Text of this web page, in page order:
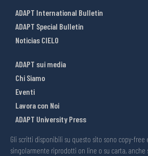
ADAPT International Bulletin
ADAPT Special Bulletin
Noticias CIELO
ADAPT sui media
Chi Siamo
Eventi
Lavora con Noi
ADAPT University Press
Gli scritti disponibili su questo sito sono copy-free
singolarmente riprodotti on line o su carta, anche